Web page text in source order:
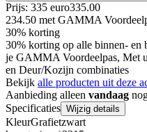
Prijs: 335 euro335.00
234.50 met GAMMA
30% korting
30% korting op alle binnen- en
je GAMMA Voordeelpas, Met
en Deur/Kozijn combinaties
Bekijk alle producten uit deze
Aanbieding alleen vandaag
Specificaties Wijzig details
KleurGrafietzwart